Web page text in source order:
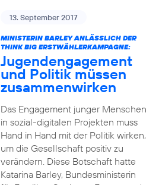
13. September 2017
MINISTERIN BARLEY ANLÄSSLICH DER
THINK BIG ERSTWÄHLERKAMPAGNE:
Jugendengagement
und Politik müssen
zusammenwirken
Das Engagement junger Menschen
in sozial-digitalen Projekten muss
Hand in Hand mit der Politik wirken,
um die Gesellschaft positiv zu
verändern. Diese Botschaft hatte
Katarina Barley, Bundesministerin